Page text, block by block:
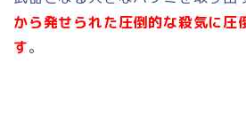
から発せられた圧倒的な殺気に圧
す。